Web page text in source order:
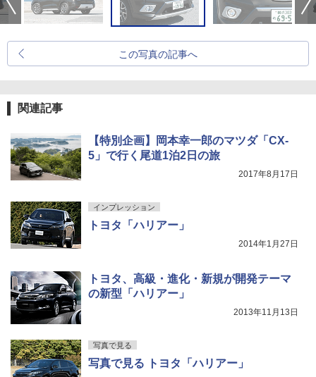
この写真の記事へ
関連記事
【特別企画】岡本幸一郎のマツダ「CX-
5」で行く尾道1泊2日の旅
2017年8月17日
インプレッション
トヨタ「ハリアー」
2014年1月27日
トヨタ、高級・進化・新規が開発テーマ
の新型「ハリアー」
2013年11月13日
写真で見る
写真で見る トヨタ「ハリアー」